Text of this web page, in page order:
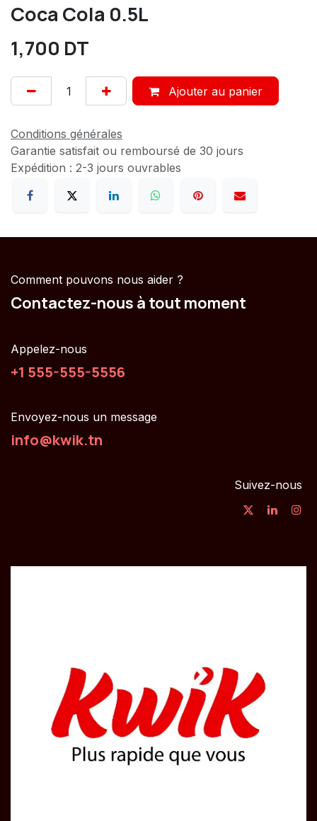
Coca Cola 0.5L
1,700 DT
Ajouter au panier
Conditions générales
Garantie satisfait ou remboursé de 30 jours
Expédition : 2-3 jours ouvrables
Comment pouvons nous aider ?
Contactez-nous à tout moment
Appelez-nous
+1 555-555-5556
Envoyez-nous un message
info@kwik.tn
Suivez-nous